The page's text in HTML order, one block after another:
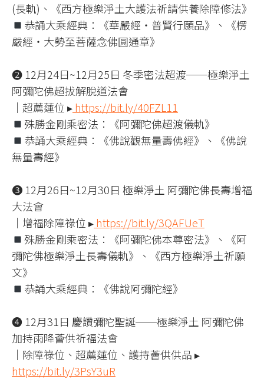
(長軌)、《西方極樂淨土大護法祈請供養除障修法》
恭誦大乘經典：《華嚴經‧普賢行願品》、《楞
嚴經‧大勢至菩薩念佛圓通章》
❷ 12月24日~12月25日 冬季密法超渡──極樂淨土
阿彌陀佛超拔解脫道法會
｜超薦蓮位 ▸https://bit.ly/40FZL11
殊勝金剛乘密法：《阿彌陀佛超渡儀軌》
恭誦大乘經典：《佛說觀無量壽佛經》、《佛說
無量壽經》
❸ 12月26日~12月30日 極樂淨土 阿彌陀佛長壽增福
大法會
｜增福除障祿位 ▸https://bit.ly/3QAFUeT
殊勝金剛乘密法：《阿彌陀佛本尊密法》、《阿
彌陀佛極樂淨土長壽儀軌》、《西方極樂淨土祈願
文》
恭誦大乘經典：《佛說阿彌陀經》
❹ 12月31日 慶讚彌陀聖誕──極樂淨土 阿彌陀佛
加持雨降薈供祈福法會
｜除障祿位、超薦蓮位、護持薈供供品 ▸
https://bit.ly/3PsY3uR